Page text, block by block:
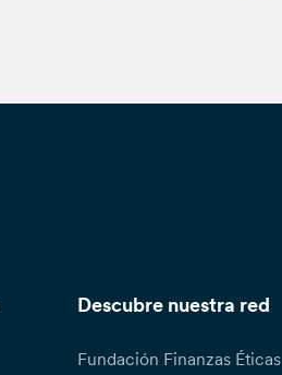
Descubre nuestra red
Fundación Finanzas Éticas